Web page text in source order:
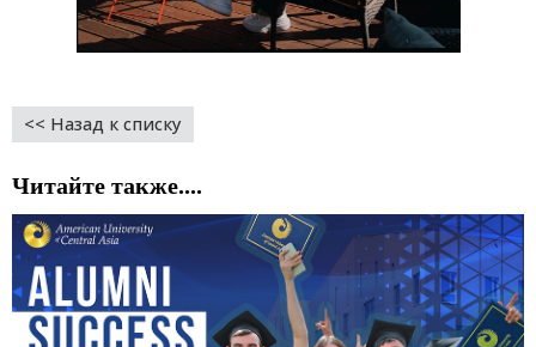
<< Назад к списку
Читайте также....